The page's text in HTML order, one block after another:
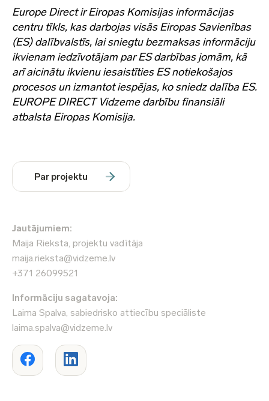
Europe Direct ir Eiropas Komisijas informācijas
centru tīkls, kas darbojas visās Eiropas Savienības
(ES) dalībvalstīs, lai sniegtu bezmaksas informāciju
ikvienam iedzīvotājam par ES darbības jomām, kā
arī aicinātu ikvienu iesaistīties ES notiekošajos
procesos un izmantot iespējas, ko sniedz dalība ES.
EUROPE DIRECT Vidzeme darbību finansiāli
atbalsta Eiropas Komisija.
Par projektu
Jautājumiem:
Maija Rieksta, projektu vadītāja
maija.rieksta@vidzeme.lv
+371 26099521
Informāciju sagatavoja:
Laima Spalva, sabiedrisko attiecību speciāliste
laima.spalva@vidzeme.lv